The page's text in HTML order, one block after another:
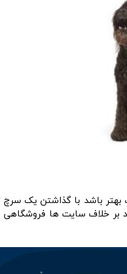
باشد با گذاشتن یک سرچ